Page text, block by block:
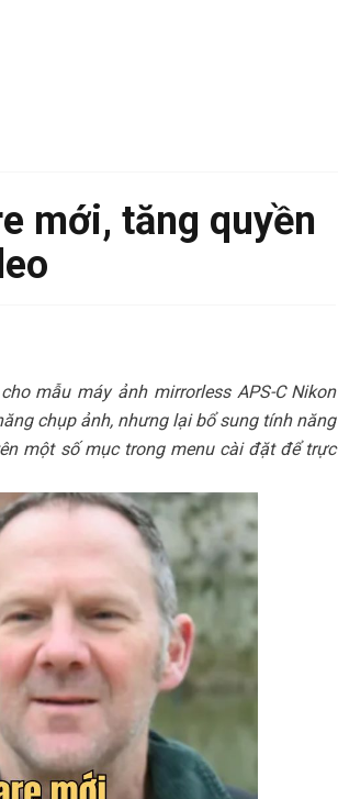
mới, tăng quyền
mẫu máy ảnh mirrorless APS-C Nikon
chụp ảnh, nhưng lại bổ sung tính năng
một số mục trong menu cài đặt để trực